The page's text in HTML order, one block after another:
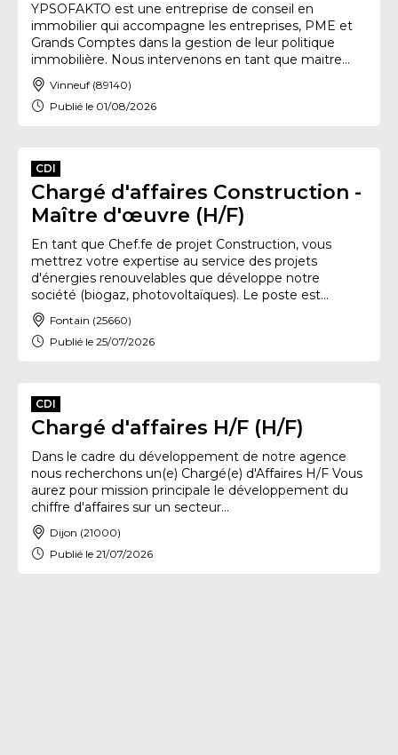
YPSOFAKTO est une entreprise de conseil en
immobilier qui accompagne les entreprises, PME et
Grands Comptes dans la gestion de leur politique
immobilière. Nous intervenons en tant que maitre...
Vinneuf (89140)
Publié le 01/08/2026
CDI
Chargé d'affaires Construction -
Maître d'œuvre (H/F)
En tant que Chef.fe de projet Construction, vous
mettrez votre expertise au service des projets
d'énergies renouvelables que développe notre
société (biogaz, photovoltaïques). Le poste est...
Fontain (25660)
Publié le 25/07/2026
CDI
Chargé d'affaires H/F (H/F)
Dans le cadre du développement de notre agence
nous recherchons un(e) Chargé(e) d'Affaires H/F Vous
aurez pour mission principale le développement du
chiffre d'affaires sur un secteur...
Dijon (21000)
Publié le 21/07/2026